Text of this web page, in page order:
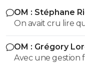
OM : Stéphane
Aguerd
On avait cru lire
juillet. ?
OM : Grégory
Avec une gestion